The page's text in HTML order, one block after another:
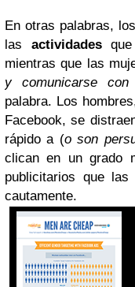
En otras palabras,
las actividades
mientras que las
y comunicarse con
palabra. Los
Facebook, se
rápido a (o son
clican en un grado
publicitarios que
cautamente.